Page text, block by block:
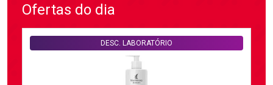
Ofertas do dia
DESC. LABORATÓRIO